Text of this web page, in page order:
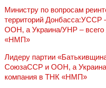
Министру по вопросам
территорий
ООН, а Украина/УНР – всего
«НМП»
Лидеру партии
СоюзаССР и ООН, а
компания в ТНК «НМП»